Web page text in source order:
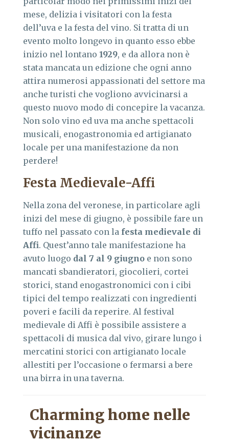
mese, delizia i visitatori con la festa
dell’uva e la festa del vino. Si tratta di un
evento molto longevo in quanto esso ebbe
inizio nel lontano 1929, e da allora non è
stata mancata un edizione che ogni anno
attira numerosi appassionati del settore ma
anche turisti che vogliono avvicinarsi a
questo nuovo modo di concepire la vacanza.
Non solo vino ed uva ma anche spettacoli
musicali, enogastronomia ed artigianato
locale per una manifestazione da non
perdere!
Festa Medievale-Affi
Nella zona del veronese, in particolare agli
inizi del mese di giugno, è possibile fare un
tuffo nel passato con la festa medievale di
Affi. Quest’anno tale manifestazione ha
avuto luogo dal 7 al 9 giugno e non sono
mancati sbandieratori, giocolieri, cortei
storici, stand enogastronomici con i cibi
tipici del tempo realizzati con ingredienti
poveri e facili da reperire. Al festival
medievale di Affi è possibile assistere a
spettacoli di musica dal vivo, girare lungo i
mercatini storici con artigianato locale
allestiti per l’occasione o fermarsi a bere
una birra in una taverna.
Charming home nelle
vicinanze